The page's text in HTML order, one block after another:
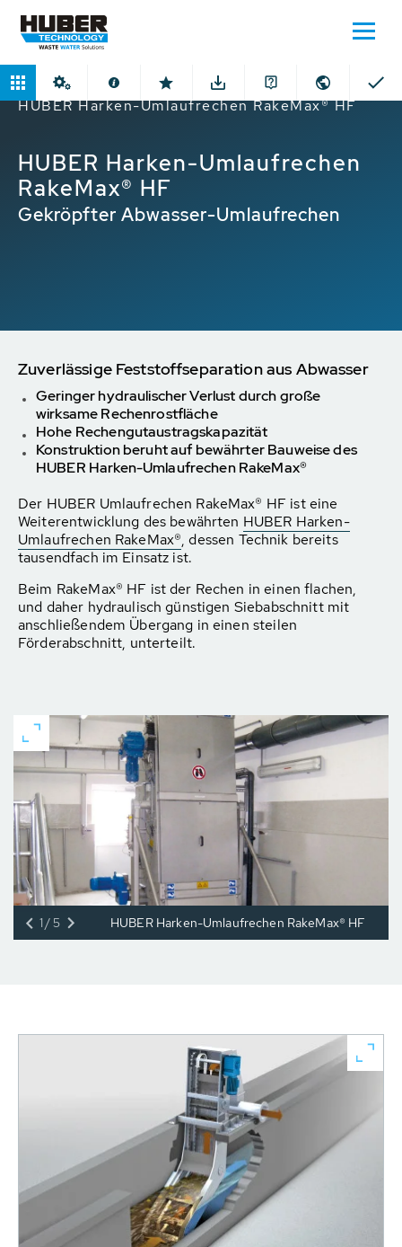
Home Produkte
Harken-Umlaufrechen
HUBER Harken-Umlaufrechen RakeMax® HF
HUBER Harken-Umlaufrechen
RakeMax® HF
Gekröpfter Abwasser-Umlaufrechen
Zuverlässige Feststoffseparation aus Abwasser
Geringer hydraulischer Verlust durch große
wirksame Rechenrostfläche
Hohe Rechengutaustragskapazität
Konstruktion beruht auf bewährter Bauweise des
HUBER Harken-Umlaufrechen RakeMax®
Der HUBER Umlaufrechen RakeMax® HF ist eine
Weiterentwicklung des bewährten HUBER Harken-
Umlaufrechen RakeMax®, dessen Technik bereits
tausendfach im Einsatz ist.
Beim RakeMax® HF ist der Rechen in einen flachen,
und daher hydraulisch günstigen Siebabschnitt mit
anschließendem Übergang in einen steilen
Förderabschnitt, unterteilt.
HUBER Harken-Umlaufrechen RakeMax® HF
1/5